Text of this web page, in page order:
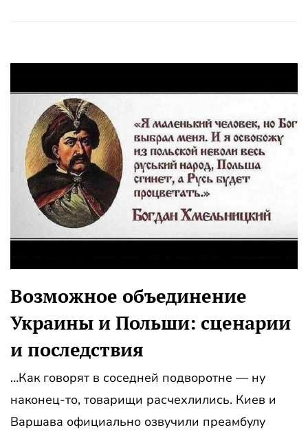
Возможное объединение
Украины и Польши: сценарии
и последствия
…Как говорят в соседней подворотне — ну
наконец-то, товарищи расчехлились. Киев и
Варшава официально озвучили преамбулу